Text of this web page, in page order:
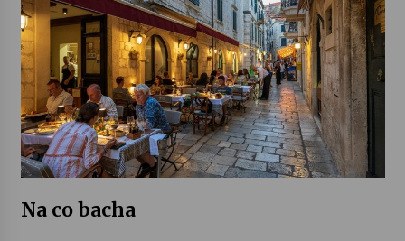
Na co bacha